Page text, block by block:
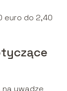
euro do 2,40